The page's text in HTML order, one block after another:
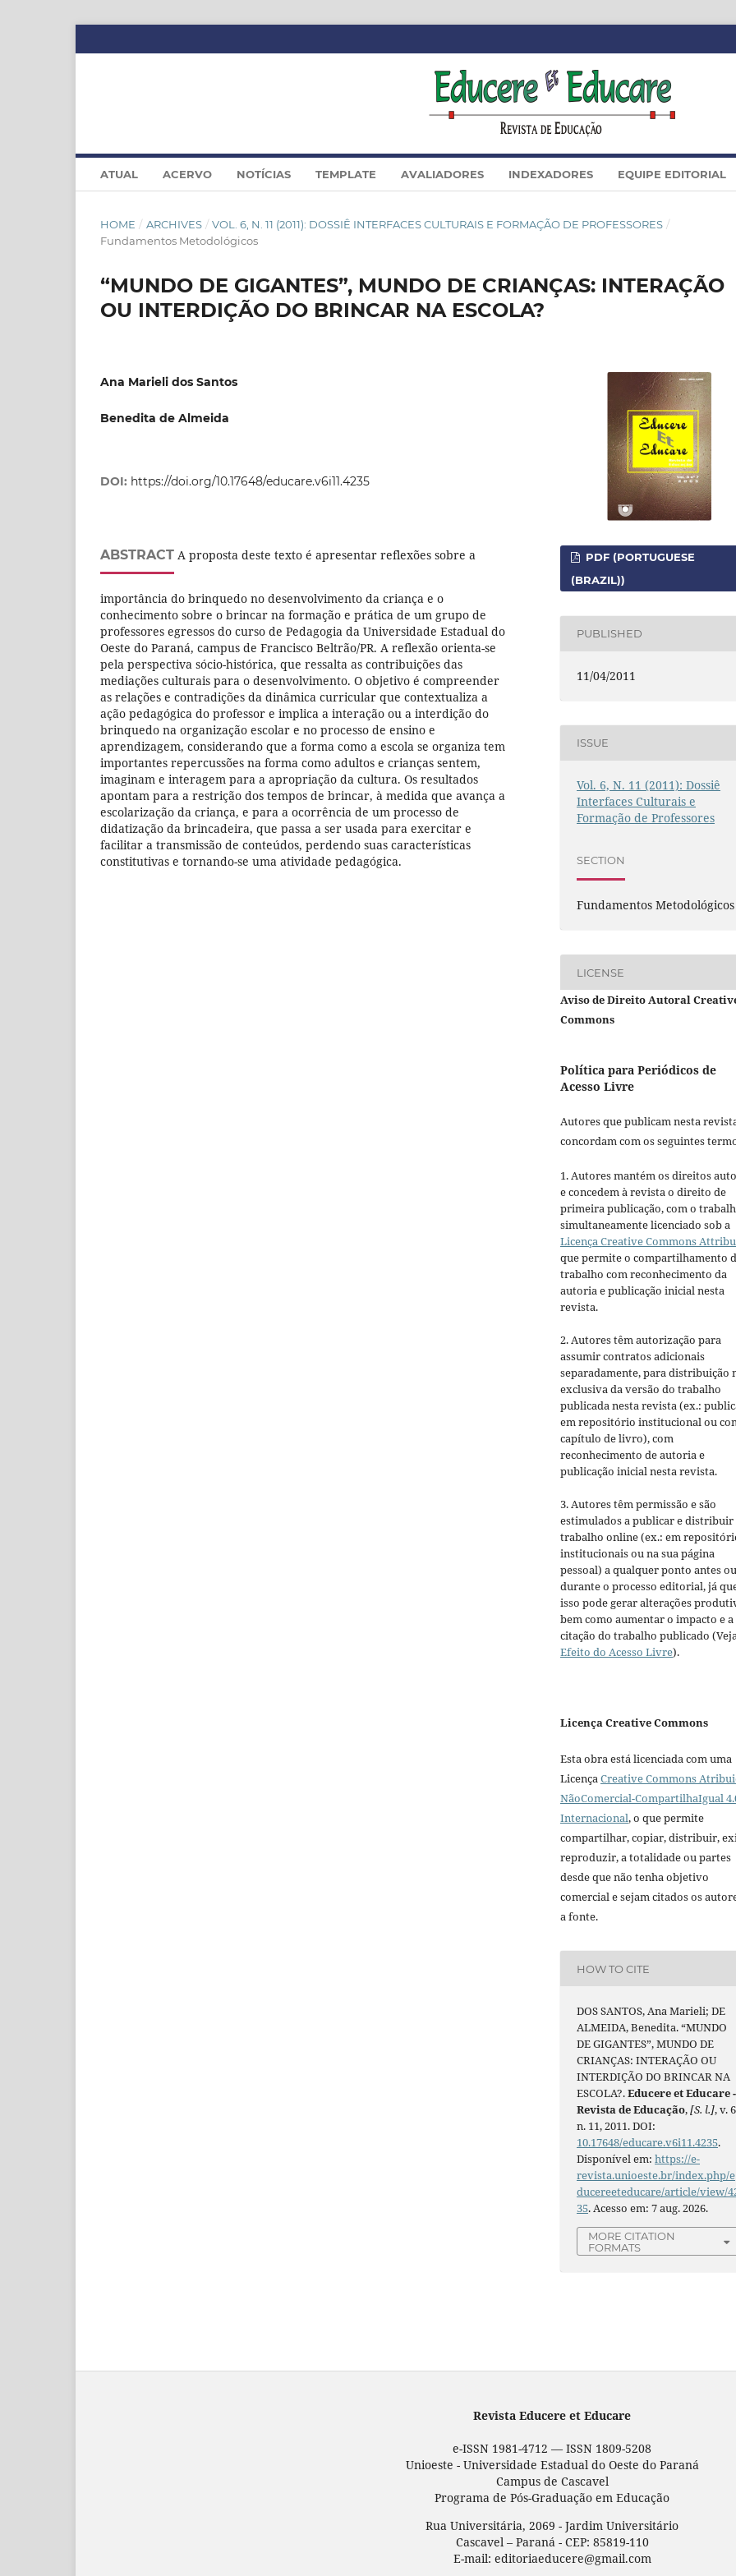
ATUAL ACERVO NOTÍCIAS TEMPLATE AVALIADORES INDEXADORES EQUIPE EDITORIAL
HOME / ARCHIVES / VOL. 6, N. 11 (2011): DOSSIÊ INTERFACES CULTURAIS E FORMAÇÃO DE PROFESSORES /
Fundamentos Metodológicos
“MUNDO DE GIGANTES”, MUNDO DE CRIANÇAS: INTERAÇÃO
OU INTERDIÇÃO DO BRINCAR NA ESCOLA?
Ana Marieli dos Santos
Benedita de Almeida
DOI: https://doi.org/10.17648/educare.v6i11.4235
ABSTRACT A proposta deste texto é apresentar reflexões sobre a
importância do brinquedo no desenvolvimento da criança e o
conhecimento sobre o brincar na formação e prática de um grupo de
professores egressos do curso de Pedagogia da Universidade Estadual do
Oeste do Paraná, campus de Francisco Beltrão/PR. A reflexão orienta-se
pela perspectiva sócio-histórica, que ressalta as contribuições das
mediações culturais para o desenvolvimento. O objetivo é compreender
as relações e contradições da dinâmica curricular que contextualiza a
ação pedagógica do professor e implica a interação ou a interdição do
brinquedo na organização escolar e no processo de ensino e
aprendizagem, considerando que a forma como a escola se organiza tem
importantes repercussões na forma como adultos e crianças sentem,
imaginam e interagem para a apropriação da cultura. Os resultados
apontam para a restrição dos tempos de brincar, à medida que avança a
escolarização da criança, e para a ocorrência de um processo de
didatização da brincadeira, que passa a ser usada para exercitar e
facilitar a transmissão de conteúdos, perdendo suas características
constitutivas e tornando-se uma atividade pedagógica.
PDF (PORTUGUESE
(BRAZIL))
PUBLISHED
11/04/2011
ISSUE
Vol. 6, N. 11 (2011): Dossiê
Interfaces Culturais e
Formação de Professores
SECTION
Fundamentos Metodológicos
LICENSE
Aviso de Direito Autoral
Commons
Política para Periódicos de
Acesso Livre
Autores que publicam nesta
concordam com os seguintes
1. Autores mantém os direitos
e concedem à revista o direito de
primeira publicação, com o
simultaneamente licenciado sob a
Licença Creative Commons
que permite o compartilhamento
trabalho com reconhecimento da
autoria e publicação inicial nesta
revista.
2. Autores têm autorização para
assumir contratos adicionais
separadamente, para distribuição
exclusiva da versão do trabalho
publicada nesta revista (ex.:
em repositório institucional ou
capítulo de livro), com
reconhecimento de autoria e
publicação inicial nesta revista.
3. Autores têm permissão e são
estimulados a publicar e distribuir
trabalho online (ex.: em
institucionais ou na sua página
pessoal) a qualquer ponto antes ou
durante o processo editorial, já
isso pode gerar alterações
bem como aumentar o impacto e a
citação do trabalho publicado
Efeito do Acesso Livre).
Licença Creative Commons
Esta obra está licenciada com uma
LicençaCreative Commons
NãoComercial-CompartilhaIgual
Internacional, o que permite
compartilhar, copiar, distribuir,
reproduzir, a totalidade ou partes
desde que não tenha objetivo
comercial e sejam citados os
a fonte.
HOW TO CITE
DOS SANTOS, Ana Marieli; DE
ALMEIDA, Benedita. “MUNDO
DE GIGANTES”, MUNDO DE
CRIANÇAS: INTERAÇÃO OU
INTERDIÇÃO DO BRINCAR NA
ESCOLA?.Educere et Educare -
Revista de Educação,[S. l.], v.
n. 11, 2011. DOI:
10.17648/educare.v6i11.4235.
Disponível em:https://e-
revista.unioeste.br/index.php/e
ducereeteducare/article/view/
35. Acesso em: 7 aug. 2026.
MORE CITATION
FORMATS
Revista Educere et Educare
e-ISSN 1981-4712 — ISSN 1809-5208
Unioeste - Universidade Estadual do Oeste do Paraná
Campus de Cascavel
Programa de Pós-Graduação em Educação
Rua Universitária, 2069 - Jardim Universitário
Cascavel – Paraná - CEP: 85819-110
E-mail: editoriaeducere@gmail.com